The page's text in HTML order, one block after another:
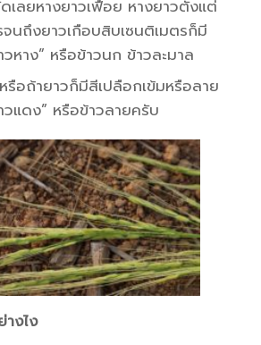
เลยหางยาวเฟื้อย หางยาวตั้งแต่
จนถึงยาวเกือบสิบเซนติเมตรก็มี
หาง” หรือข้าวนก ข้าวละมาล
อถ้ายาวก็มีสีเปลือกเข้มหรือลาย
แดง” หรือข้าวลายครับ
งไง